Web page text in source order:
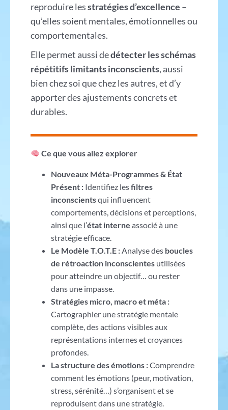
reproduire lesstratégies d’excellence –
qu’elles soient mentales, émotionnelles ou
comportementales.
Elle permet aussi dedétecter les schémas
répétitifs limitants inconscients, aussi
bien chez soi que chez les autres, et d’y
apporter des ajustements concrets et
durables.
Ce que vous allez explorer
Nouveaux Méta-Programmes & État
Présent : Identifiez lesfiltres
inconscientsqui influencent
comportements, décisions et perceptions,
ainsi que l’état interne associé à une
stratégie efficace.
Le Modèle T.O.T.E :Analyse des boucles
de rétroaction inconscientesutilisées
pour atteindre un objectif… ou rester
dans une impasse.
Stratégies micro, macro et méta :
Cartographier une stratégie mentale
complète, des actions visibles aux
représentations internes et croyances
profondes.
La structure des émotions :Comprendre
comment les émotions (peur, motivation,
stress, sérénité…) s’organisent et se
reproduisent dans une stratégie.